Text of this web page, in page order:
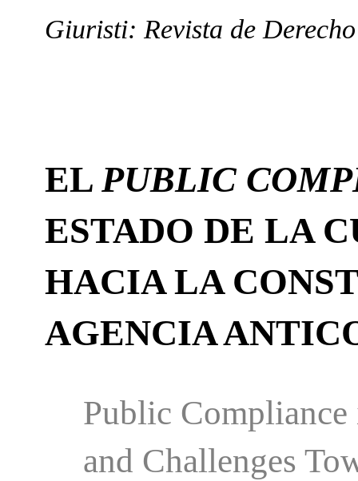
Giuristi: Revista de
ELPUBLIC
ESTADO DE LA
HACIA LA
AGENCIA
Public Compliance
and Challenges